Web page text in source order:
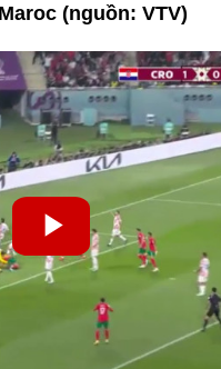
(nguồn: VTV)